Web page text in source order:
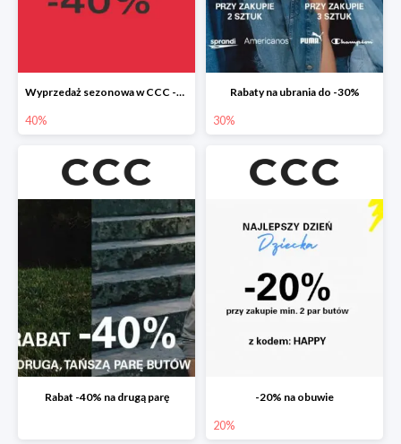
Wyprzedaż sezonowa w CCC -40%
40%
Rabaty na ubrania do -30%
30%
Rabat -40% na drugą parę -20% na obuwie
20%